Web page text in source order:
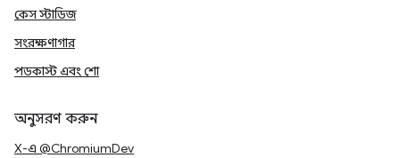
কেস স্টাডিজ
সংরক্ষণাগার
পডকাস্ট এবং শো
অনুসরণ করুন
X-এ @ChromiumDev